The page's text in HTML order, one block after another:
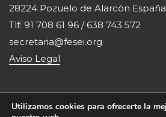
28224 Pozuelo de Alarcón España
Tlf: 91 708 61 96 / 638 743 572
secretaria@fesei.org
Aviso Legal
Utilizamos cookies para ofrecerte la